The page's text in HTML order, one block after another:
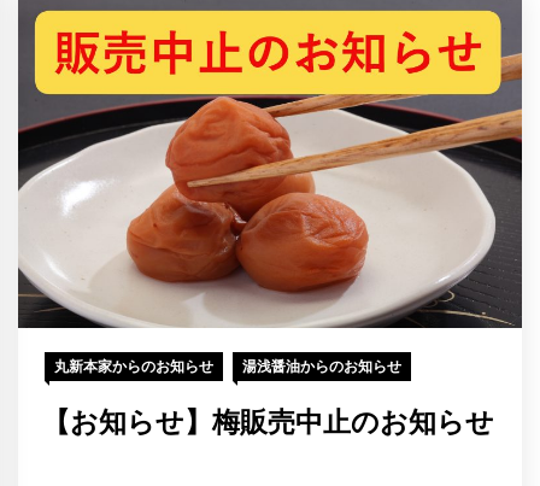
丸新本家からのお知らせ 湯浅醤油からのお知らせ
【お知らせ】梅販売中止のお知らせ